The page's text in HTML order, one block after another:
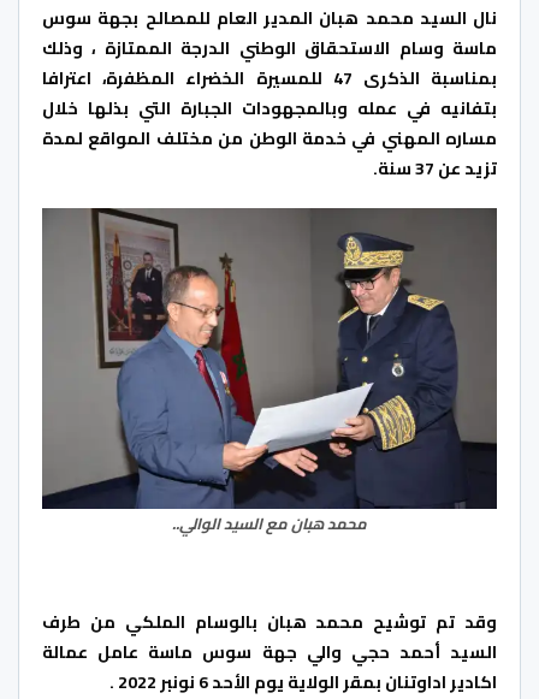
نال السيد محمد هبان المدير العام للمصالح بجهة سوس
ماسة وسام الاستحقاق الوطني الدرجة الممتازة ، وذلك
بمناسبة الذكرى 47 للمسيرة الخضراء المظفرة، اعترافا
بتفانيه في عمله وبالمجهودات الجبارة التي بذلها خلال
مساره المهني في خدمة الوطن من مختلف المواقع لمدة
تزيد عن 37 سنة.
محمد هبان مع السيد الوالي..
وقد تم توشيح محمد هبان بالوسام الملكي من طرف
السيد أحمد حجي والي جهة سوس ماسة عامل عمالة
اكادير اداوتنان بمقر الولاية يوم الأحد 6 نونبر 2022 .